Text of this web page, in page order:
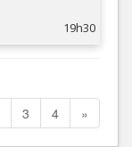
19h30
3 4 »